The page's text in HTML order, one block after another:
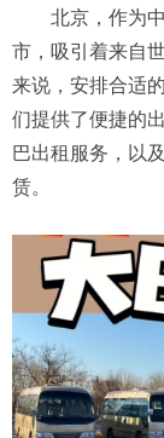
北京，作为中
市，吸引着来自
来说，安排合适
们提供了便捷的
巴出租服务，以
赁。